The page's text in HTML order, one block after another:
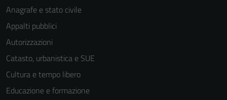
Anagrafe e stato civile
Appalti pubblici
Autorizzazioni
Catasto, urbanistica e SUE
Cultura e tempo libero
Educazione e formazione